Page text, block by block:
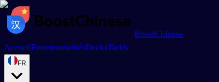
BoostChinese
AccueilFonctionnalitésDecksTarifs
FR